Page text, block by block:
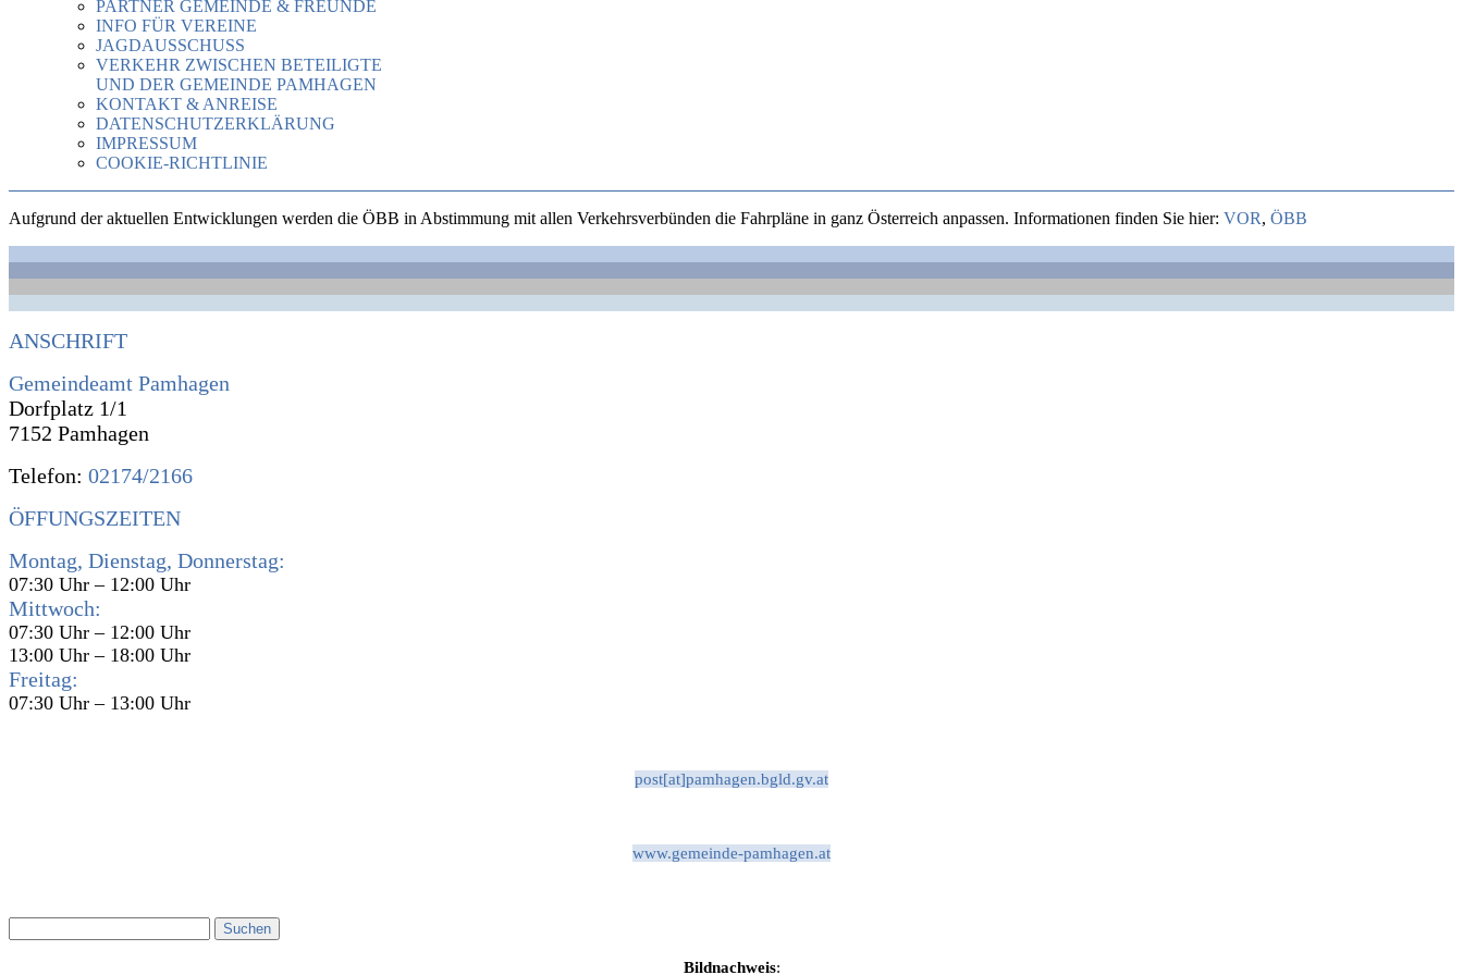
PARTNER GEMEINDE & FREUNDE
INFO FÜR VEREINE
JAGDAUSSCHUSS
VERKEHR ZWISCHEN BETEILIGTE
UND DER GEMEINDE PAMHAGEN
KONTAKT & ANREISE
DATENSCHUTZERKLÄRUNG
IMPRESSUM
COOKIE-RICHTLINIE
Aufgrund der aktuellen Entwicklungen werden die ÖBB in Abstimmung mit allen Verkehrsverbünden die Fahrpläne in ganz Österreich anpassen. Informationen finden Sie hier: VOR, ÖBB
ANSCHRIFT
Gemeindeamt Pamhagen
Dorfplatz 1/1
7152 Pamhagen
Telefon: 02174/2166
ÖFFUNGSZEITEN
Montag, Dienstag, Donnerstag:
07:30 Uhr – 12:00 Uhr
Mittwoch:
07:30 Uhr – 12:00 Uhr
13:00 Uhr – 18:00 Uhr
Freitag:
07:30 Uhr – 13:00 Uhr
post[at]pamhagen.bgld.gv.at
www.gemeinde-pamhagen.at
Bildnachweis: